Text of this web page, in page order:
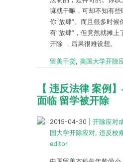
嘛就干嘛，可却不知有
你“放肆”。而且很多时候
有“放肆”，但竟然就摊上
开除 ，后果很难设想。
留美干货, 美国大学开除
【 违反法律 案例
面临 留学被开除
2015-04-30 开除应对
国大学开除应对, 违反校
editor